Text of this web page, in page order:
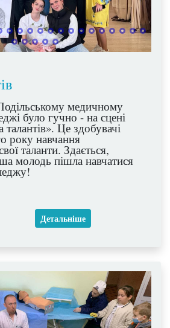
медичному
було гучно - на сцені
талантів». Це здобувачі
року навчання
таланти. Здається,
молодь пішла навчатися
Детальніше